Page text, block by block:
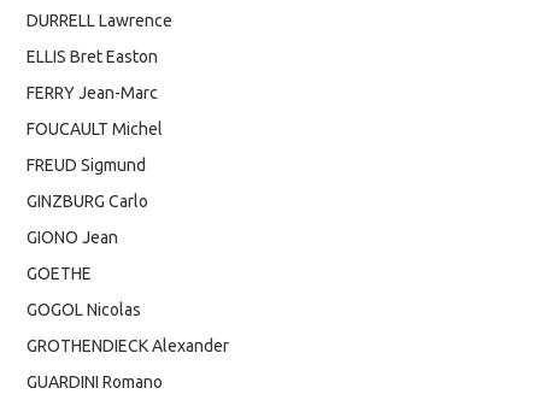
DURRELL Lawrence
ELLIS Bret Easton
FERRY Jean-Marc
FOUCAULT Michel
FREUD Sigmund
GINZBURG Carlo
GIONO Jean
GOETHE
GOGOL Nicolas
GROTHENDIECK Alexander
GUARDINI Romano